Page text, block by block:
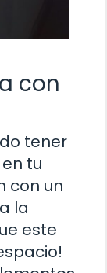
con
tener
tu
con un
la
este